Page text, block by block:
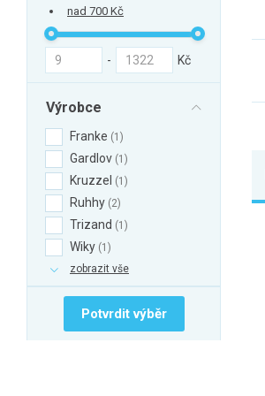
nad 700 Kč
- Kč
Výrobce
Franke 1
Gardlov 1
Kruzzel 1
Ruhhy 2
Trizand 1
Wiky 1
zobrazit vše
Potvrdit výběr